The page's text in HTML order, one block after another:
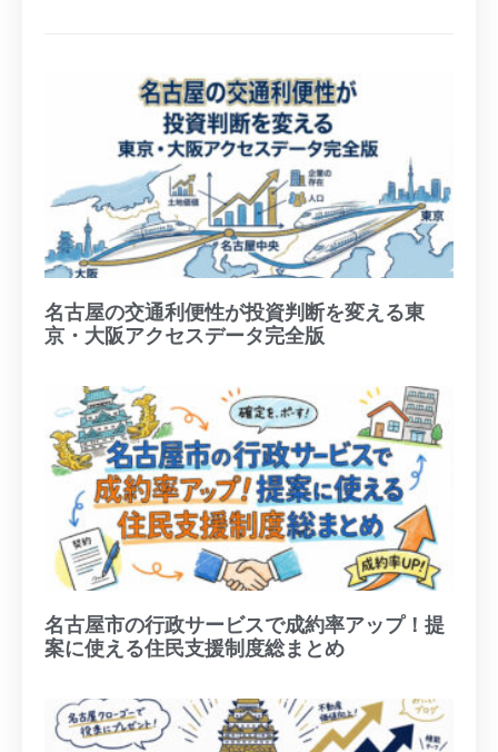
名古屋の交通利便性が投資判断を変える東
京・大阪アクセスデータ完全版
名古屋市の行政サービスで成約率アップ！提
案に使える住民支援制度総まとめ